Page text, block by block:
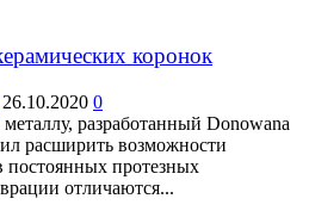
коронок
26.10.2020 0
разработанный Donowana
расширить возможности
постоянных протезных
отличаются...